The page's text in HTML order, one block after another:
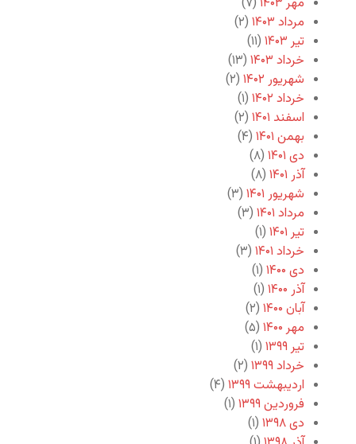
مرداد ۱۴۰۳
(۲)
تیر ۱۴۰۳
(۱۱)
خرداد ۱۴۰۳
(۱۳)
شهریور ۱۴۰۲
(۲)
خرداد ۱۴۰۲
(۱)
اسفند ۱۴۰۱
(۲)
بهمن ۱۴۰۱
(۴)
دی ۱۴۰۱
(۸)
آذر ۱۴۰۱
(۸)
شهریور ۱۴۰۱
(۳)
مرداد ۱۴۰۱
(۳)
تیر ۱۴۰۱
(۱)
خرداد ۱۴۰۱
(۳)
دی ۱۴۰۰
(۱)
آذر ۱۴۰۰
(۱)
آبان ۱۴۰۰
(۲)
مهر ۱۴۰۰
(۵)
تیر ۱۳۹۹
(۱)
خرداد ۱۳۹۹
(۲)
اردیبهشت ۱۳۹۹
(۴)
فروردین ۱۳۹۹
(۱)
دی ۱۳۹۸
(۱)